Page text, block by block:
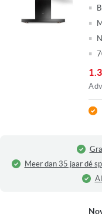
Meer dan 35 jaar dé